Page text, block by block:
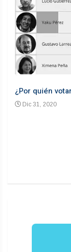
¿Por quién
Dic 31, 2020